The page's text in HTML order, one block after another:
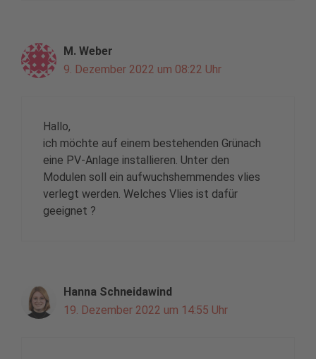
M. Weber
9. Dezember 2022 um 08:22 Uhr
Hallo,
ich möchte auf einem bestehenden Grünach
eine PV-Anlage installieren. Unter den
Modulen soll ein aufwuchshemmendes vlies
verlegt werden. Welches Vlies ist dafür
geeignet ?
Hanna Schneidawind
19. Dezember 2022 um 14:55 Uhr